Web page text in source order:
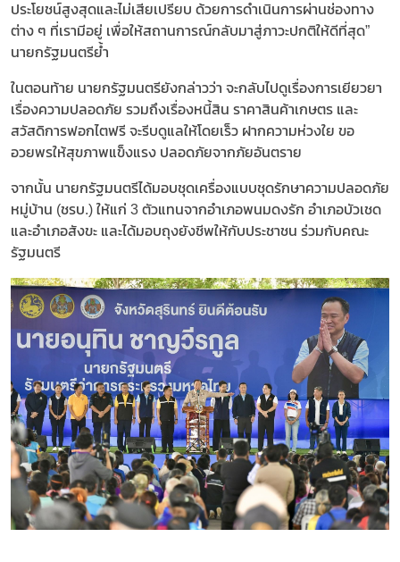
ประโยชน์สูงสุดและไม่เสียเปรียบ ด้วยการดำเนินการผ่านช่องทาง
ต่าง ๆ ที่เรามีอยู่ เพื่อให้สถานการณ์กลับมาสู่ภาวะปกติให้ดีที่สุด”
นายกรัฐมนตรีย้ำ
ในตอนท้าย นายกรัฐมนตรียังกล่าวว่า จะกลับไปดูเรื่องการเยียวยา
เรื่องความปลอดภัย รวมถึงเรื่องหนี้สิน ราคาสินค้าเกษตร และ
สวัสดิการฟอกไตฟรี จะรีบดูแลให้โดยเร็ว ฝากความห่วงใย ขอ
อวยพรให้สุขภาพแข็งแรง ปลอดภัยจากภัยอันตราย
จากนั้น นายกรัฐมนตรีได้มอบชุดเครื่องแบบชุดรักษาความปลอดภัย
หมู่บ้าน (ชรบ.) ให้แก่ 3 ตัวแทนจากอำเภอพนมดงรัก อำเภอบัวเชด
และอำเภอสังขะ และได้มอบถุงยังชีพให้กับประชาชน ร่วมกับคณะ
รัฐมนตรี